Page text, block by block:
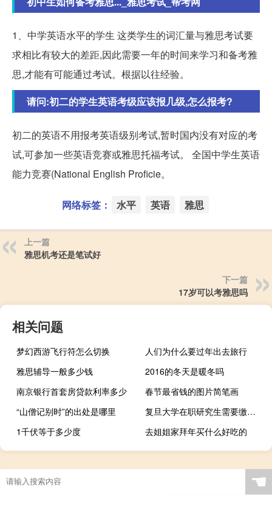
1、中学英语水平的学生 这类学生的词汇量与雅思考试要
求相比有较大的差距,因此需要一年的时间来学习和备考雅
思,才能有可能通过考试。根据以往经验。
请问:初二的学生英语考级应该报几级,怎么报考?
初二的英语不用报考英语级别考试,暂时国内没有对应的考
试,可参加一些英语竞赛或雅思托福考试。 全国中学生英语
能力竞赛(National English Proficie。
网络标签： 水平 英语 雅思
上一篇
雅思机考还是笔试好
下一篇
17岁可以考雅思吗
相关问题
梦幻西游飞行符怎么切换
人们为什么要过年出去旅行
雅思辅导一般多少钱
2016的冬天是暖冬吗
南京银行首套房贷款利率多少
春节最省钱的图片简笔画
“山僧记别时”的出处是哪里
复旦大学在职研究生需要缴纳的学费是多少
1千伏等于多少度
去姐姐家拜年买什么好吃的
☚